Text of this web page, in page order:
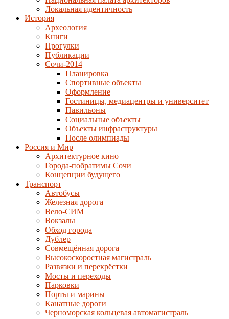
Локальная идентичность
История
Археология
Книги
Прогулки
Публикации
Сочи-2014
Планировка
Спортивные объекты
Оформление
Гостиницы, медиацентры и университет
Павильоны
Социальные объекты
Объекты инфраструктуры
После олимпиады
Россия и Мир
Архитектурное кино
Города-побратимы Сочи
Концепции будущего
Транспорт
Автобусы
Железная дорога
Вело-СИМ
Вокзалы
Обход города
Дублер
Совмещённая дорога
Высокоскоростная магистраль
Развязки и перекрёстки
Мосты и переходы
Парковки
Порты и марины
Канатные дороги
Черноморская кольцевая автомагистраль